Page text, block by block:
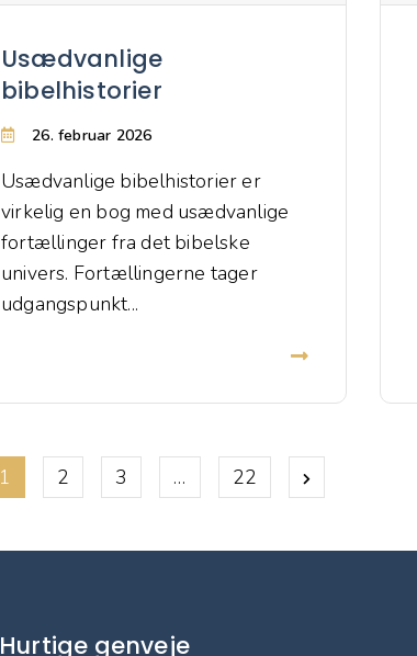
Usædvanlige
bibelhistorier
26. februar 2026
Usædvanlige bibelhistorier er
virkelig en bog med usædvanlige
fortællinger fra det bibelske
univers. Fortællingerne tager
udgangspunkt...
1 2 3 … 22
Hurtige genveje